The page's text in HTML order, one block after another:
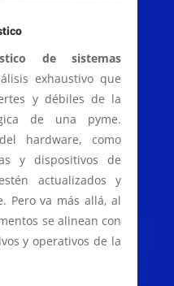
de sistemas
exhaustivo que
y débiles de la
de una pyme.
hardware, como
y dispositivos de
actualizados y
Pero va más allá, al
se alinean con
y operativos de la